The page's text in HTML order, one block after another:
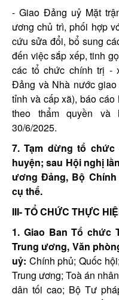
- Giao Đảng uỷ Mặt
ương chủ trì, phối hợp
cứu sửa đổi, bổ sung
đến việc sắp xếp, tinh
các tổ chức chính trị -
Đảng và Nhà nước
tỉnh và cấp xã), báo
theo thẩm quyền và
30/6/2025.
7. Tạm dừng tổ
huyện; sau Hội nghị
ương Đảng, Bộ
cụ thể.
III- TỔ CHỨC THỰC
1. Giao Ban Tổ chức
Trung ương, Văn
uỷ: Chính phủ; Quốc
Trung ương; Toà án
dân tối cao; Bộ Tư